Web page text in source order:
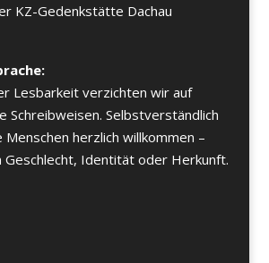
KZ-Gedenkstätte Dachau
Lesbarkeit verzichten wir auf
Schreibweisen. Selbstverständlich
Menschen herzlich willkommen –
Geschlecht, Identität oder Herkunft.